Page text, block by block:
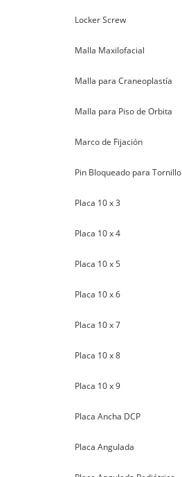
Locker Screw
Malla Maxilofacial
Malla para Craneoplastía
Malla para Piso de Orbita
Marco de Fijación
Pin Bloqueado para Tornillo
Placa 10 x 3
Placa 10 x 4
Placa 10 x 5
Placa 10 x 6
Placa 10 x 7
Placa 10 x 8
Placa 10 x 9
Placa Ancha DCP
Placa Angulada